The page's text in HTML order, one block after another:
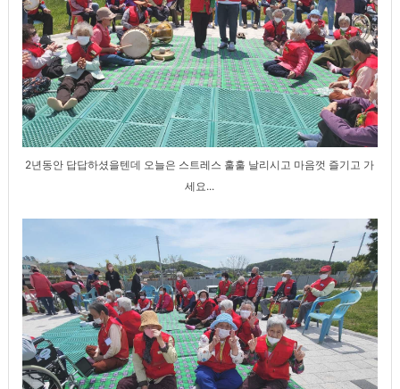
2년동안 답답하셨을텐데 오늘은 스트레스 훌훌 날리시고 마음껏 즐기고 가
세요...